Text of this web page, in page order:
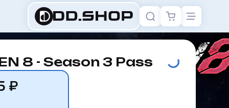
8 - Season 3 Pass
₽